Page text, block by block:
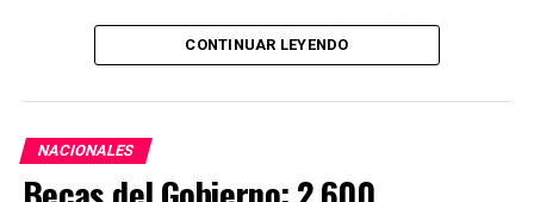
Taiwán; 13 del Fondo de Cooperación y Desarrollo
Internacional (International Cooperation and
Development Fund) de la República de China (Taiwán
(ICDF); 10 Huayu para estudio del idioma mandarín y 2
becas de Maestría en Ciencias Policiales, con los que
totalizan 76 becas.
CONTINUAR LEYENDO
NACIONALES